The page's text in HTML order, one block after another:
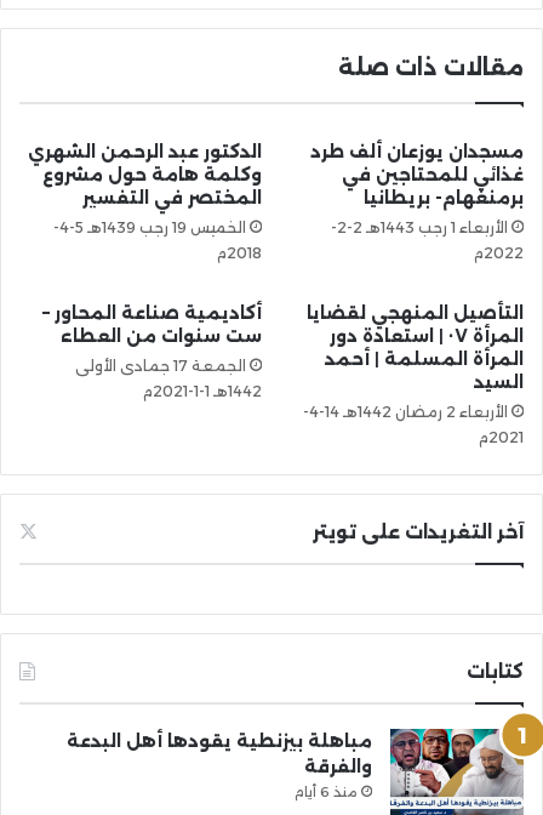
مقالات ذات صلة
مسجدان يوزعان ألف طرد
غذائي للمحتاجين في
برمنغهام- بريطانيا
الأربعاء 1 رجب 1443هـ 2-2-
2022م
الدكتور عبد الرحمن الشهري
وكلمة هامة حول مشروع
المختصر في التفسير
الخميس 19 رجب 1439هـ 5-4-
2018م
التأصيل المنهجي لقضايا
المرأة ٠٧ | استعادة دور
المرأة المسلمة | أحمد
السيد
الأربعاء 2 رمضان 1442هـ 14-4-
2021م
أكاديمية صناعة المحاور –
ست سنوات من العطاء
الجمعة 17 جمادى الأولى
1442هـ 1-1-2021م
آخر التغريدات على تويتر
كتابات
مباهلة بيزنطية يقودها أهل البدعة
والفرقة
منذ 6 أيام